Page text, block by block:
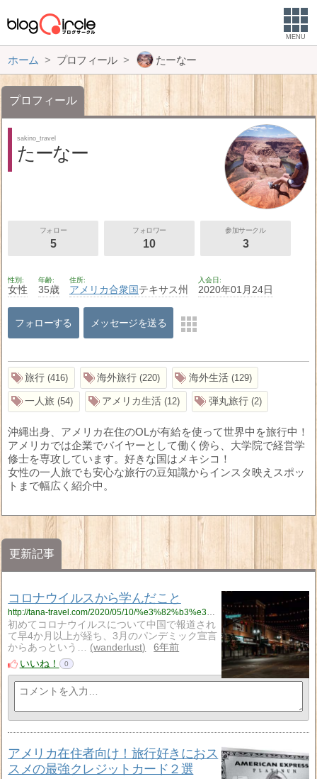
MENU
ホーム プロフィール たーなー
プロフィール
sakino_travel
たーなー
フォロー
5
フォロワー
10
参加サークル
3
性別
女性
年齢
35歳
住所
アメリカ合衆国テキサス州
入会日
2020年01月24日
フォローする メッセージを送る
旅行 416 海外旅行 220 海外生活 129
一人旅 54 アメリカ生活 12 弾丸旅行 2
沖縄出身、アメリカ在住のOLが有給を使って世界中を旅行中！
アメリカでは企業でバイヤーとして働く傍ら、大学院で経営学
修士を専攻しています。好きな国はメキシコ！
女性の一人旅でも安心な旅行の豆知識からインスタ映えスポッ
トまで幅広く紹介中。
更新記事
コロナウイルスから学んだこと
初めてコロナウイルスについて中国で報道され
て早4か月以上が経ち、3月のパンデミック宣言
からあっという…
wanderlust
6年前
いいね！
0
アメリカ在住者向け！旅行好きにおス
スメの最強クレジットカード２選